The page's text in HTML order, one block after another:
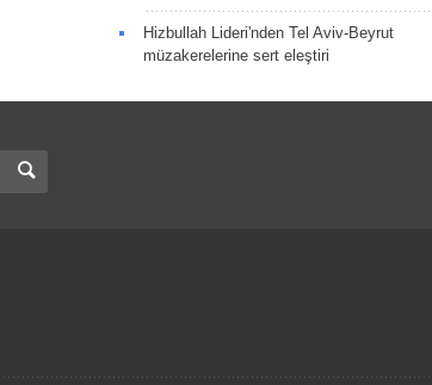
Hizbullah Lideri'nden Tel Aviv-Beyrut
müzakerelerine sert eleştiri